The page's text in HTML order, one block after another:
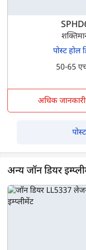
आपको अपनी
चुनने में मदद करेगा।
पोस्ट होल
50-65
अधिक जानकारी
अन्य जॉन डियर